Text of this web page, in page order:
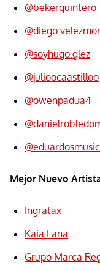
@bekerquintero
@soyhugo.glez
@julioocaastilloo
@owenpadua4
@eduardosmusic
Mejor Nuevo
Ingratax
Kaia Lana
Grupo Marca